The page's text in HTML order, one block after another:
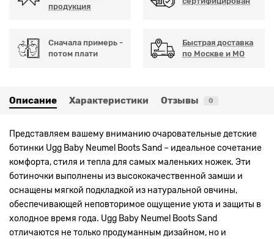
продукция
Сначала примерь -
потом плати
Быстрая доставка
по Москве и МО
Описание Характеристики Отзывы 0
Представляем вашему вниманию очаровательные детские
ботинки Ugg Baby Neumel Boots Sand – идеальное сочетание
комфорта, стиля и тепла для самых маленьких ножек. Эти
ботиночки выполнены из высококачественной замши и
оснащены мягкой подкладкой из натуральной овчины,
обеспечивающей неповторимое ощущение уюта и защиты в
холодное время года. Ugg Baby Neumel Boots Sand
отличаются не только продуманным дизайном, но и